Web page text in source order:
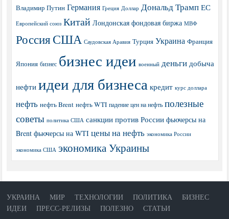
Владимир Путин Германия Греция Доллар Дональд Трамп ЕС
Европейский союз Китай Лондонская фондовая биржа МВФ
РоссияСША Саудовская Аравия Турция Украина Франция
Япония бизнес бизнес идеи военный деньги добыча
нефти идеи для бизнеса кредит курс доллара
нефть нефть Brent нефть WTI падение цен на нефть полезные
советы политика США санкции против России фьючерсы на
Brent фьючерсы на WTI цены на нефть экономика России
экономика США экономика Украины
УКРАИНА МИР ТЕХНОЛОГИИ ПОЛИТИКА
БИЗНЕС
ИДЕИ
ПРЕСС-РЕЛИЗЫ ПОЛЕЗНО СТАТЬИ